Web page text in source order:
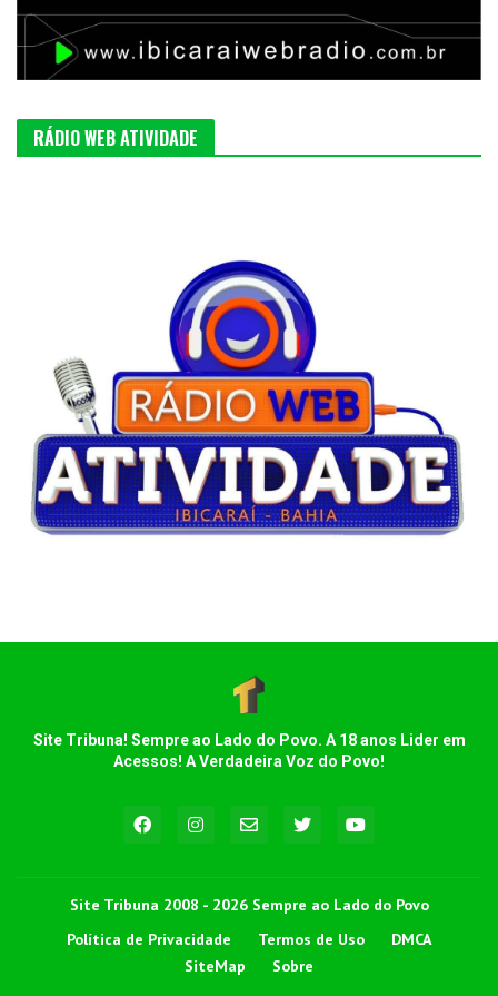
RÁDIO WEB ATIVIDADE
Site Tribuna! Sempre ao Lado do Povo. A 18 anos Lider em
Acessos! A Verdadeira Voz do Povo!
Site Tribuna 2008 - 2026 Sempre ao Lado do Povo
Política de Privacidade
Termos de Uso
DMCA
SiteMap
Sobre